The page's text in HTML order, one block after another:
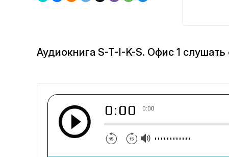
Аудиокнига S-T-I-K-S. Офис 1 слушать
0:00 0:00